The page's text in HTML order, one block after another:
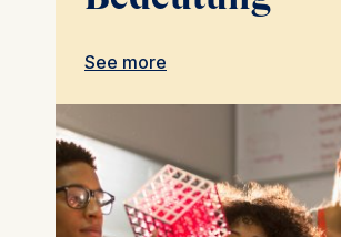
See more